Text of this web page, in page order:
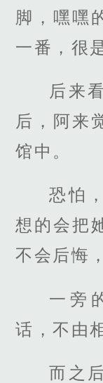
脚，嘿嘿
一番，很
后来
后，阿来
馆中。
恐怕
想的会把
不会后悔
一旁
话，不由
而之